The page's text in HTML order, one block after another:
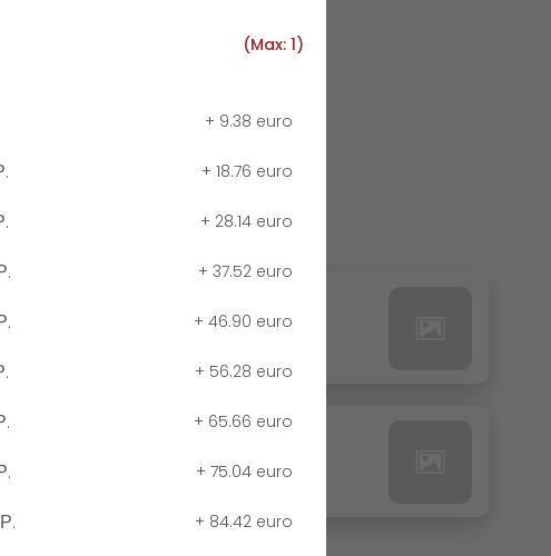
(Max: 1)
+ 9.38 euro
+18.76 euro
+ 28.14 euro
+37.52 euro
+46.90 euro
+ 56.28 euro
+ 65.66 euro
+75.04 euro
+ 84.42 euro